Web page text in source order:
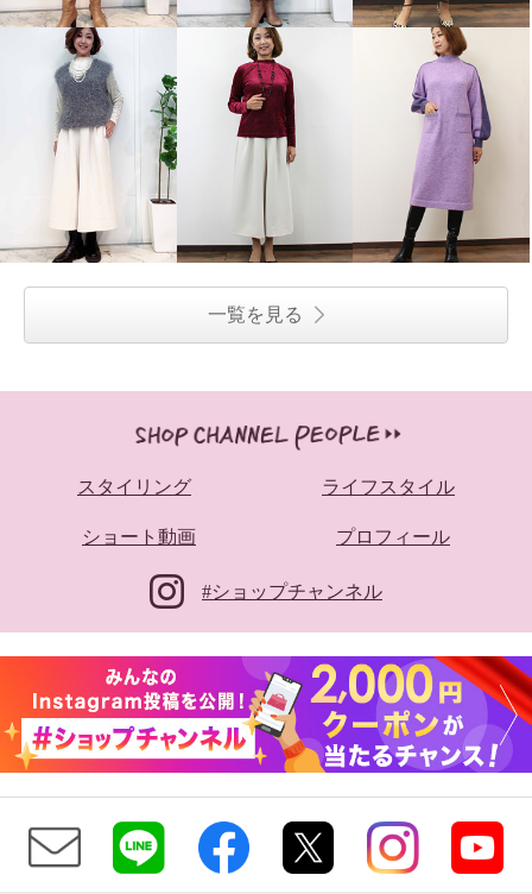
一覧を見る
スタイリング ライフスタイル
ショート動画 プロフィール
#ショップチャンネル